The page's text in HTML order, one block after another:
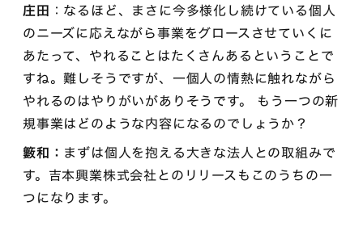
庄田 ：なるほど、まさに今多様化し続けている個人
のニーズに応えながら事業をグロースさせていくに
あたって、やれることはたくさんあるということで
すね。難しそうですが、一個人の情熱に触れながら
やれるのはやりがいがありそうです。 もう一つの新
規事業はどのような内容になるのでしょうか？
籔和： まずは個人を抱える大きな法人との取組みで
す。吉本興業株式会社とのリリースもこのうちの一
つになります。